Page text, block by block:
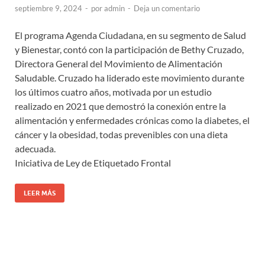
septiembre 9, 2024 - poradmin - Deja un comentario
El programa Agenda Ciudadana, en su segmento de Salud
y Bienestar, contó con la participación de Bethy Cruzado,
Directora General del Movimiento de Alimentación
Saludable. Cruzado ha liderado este movimiento durante
los últimos cuatro años, motivada por un estudio
realizado en 2021 que demostró la conexión entre la
alimentación y enfermedades crónicas como la diabetes, el
cáncer y la obesidad, todas prevenibles con una dieta
adecuada.
Iniciativa de Ley de Etiquetado Frontal
LEER MÁS